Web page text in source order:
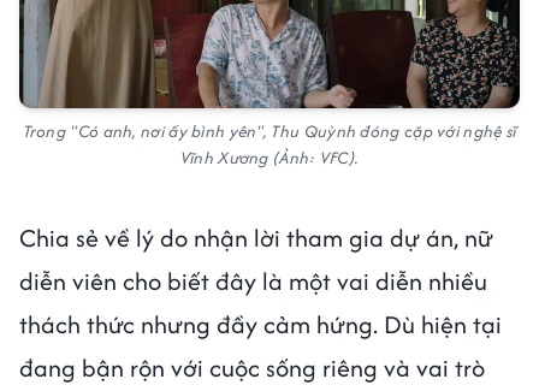
Trong "Có anh, nơi ấy bình yên", Thu Quỳnh đóng cặp với nghệ sĩ
Vĩnh Xương (Ảnh: VFC).
Chia sẻ về lý do nhận lời tham gia dự án, nữ
diễn viên cho biết đây là một vai diễn nhiều
thách thức nhưng đầy cảm hứng. Dù hiện tại
đang bận rộn với cuộc sống riêng và vai trò